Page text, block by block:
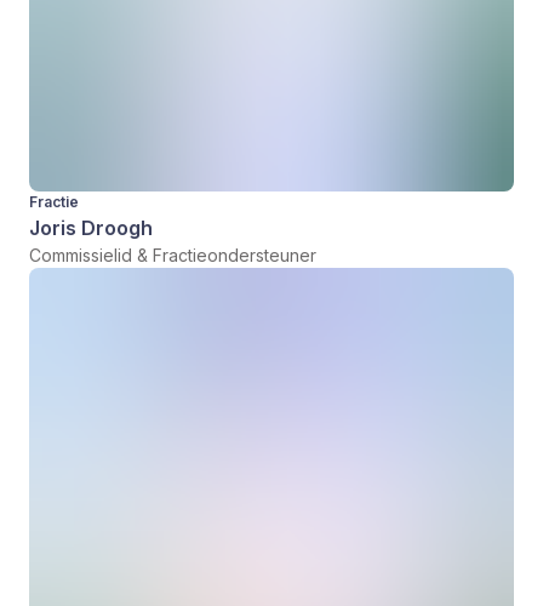
Fractie
Joris Droogh
Commissielid & Fractieondersteuner